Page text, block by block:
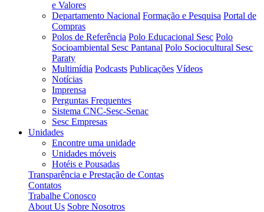
e Valores
Departamento Nacional Formação e Pesquisa Portal de
Compras
Polos de Referência Polo Educacional Sesc Polo
Socioambiental Sesc Pantanal Polo Sociocultural Sesc
Paraty
Multimídia Podcasts Publicações Vídeos
Notícias
Imprensa
Perguntas Frequentes
Sistema CNC-Sesc-Senac
Sesc Empresas
Unidades
Encontre uma unidade
Unidades móveis
Hotéis e Pousadas
Transparência e Prestação de Contas
Contatos
Trabalhe Conosco
About Us Sobre Nosotros